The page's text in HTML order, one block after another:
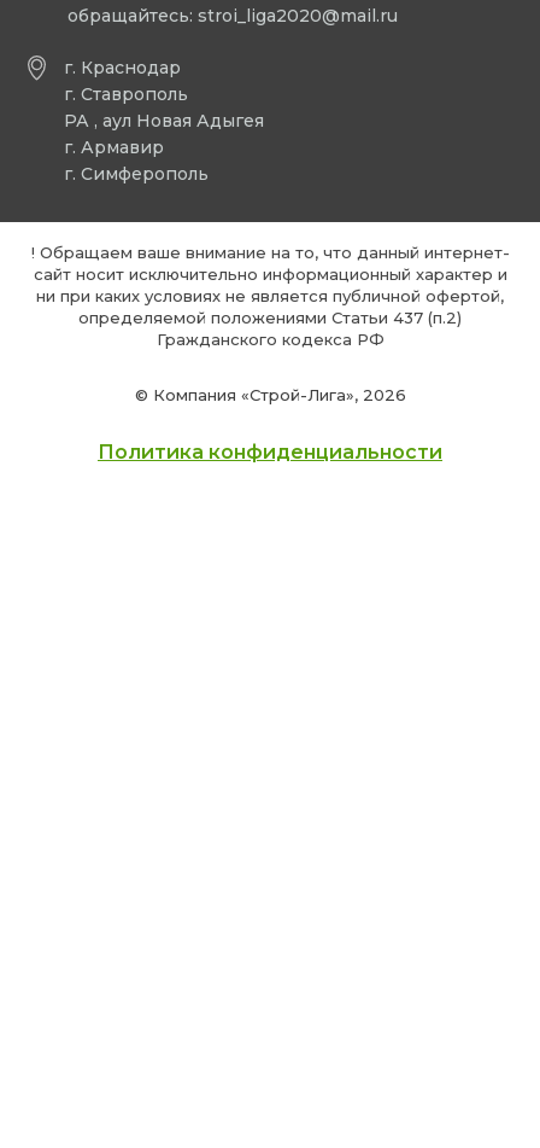
г. Краснодар
г. Ставрополь
РА , аул Новая Адыгея
г. Армавир
г. Симферополь
обращайтесь: stroi_liga2020@mail.ru
© Компания «Строй-Лига», 2026
! Обращаем ваше внимание на то, что данный интернет-
сайт носит исключительно информационный характер и
ни при каких условиях не является публичной офертой,
определяемой положениями Статьи 437 (п.2)
Гражданского кодекса РФ
Политика конфиденциальности